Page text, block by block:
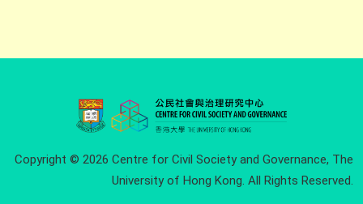
Copyright © 2026 Centre for Civil Society and Governance, The
University of Hong Kong. All Rights Reserved.